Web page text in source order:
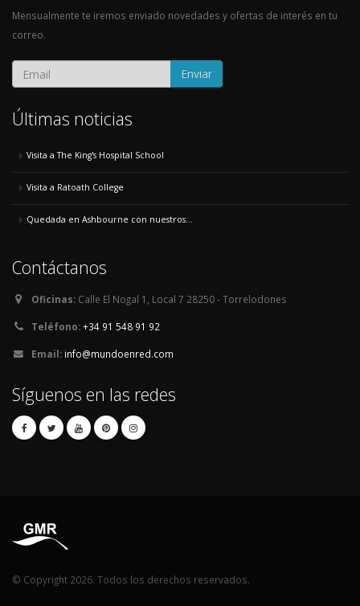
Mensualmente te iremos enviado novedades y ofertas de interés en tu
correo.
Enviar
Últimas noticias
Visita a The King's Hospital School
Visita a Ratoath College
Quedada en Ashbourne con nuestros...
Contáctanos
Oficinas: Calle El Nogal 1, Local 7 28250 - Torrelodones
Teléfono:+34 91 548 91 92
Email: info@mundoenred.com
Síguenos en las redes
© Copyright 2026. Todos los derechos reservados.